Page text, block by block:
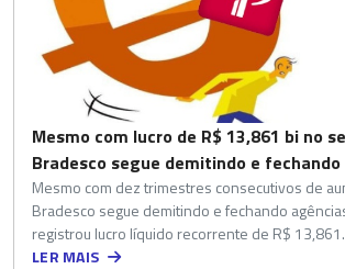
Mesmo com lucro de R$ 13,861 bi no
Bradesco segue demitindo e
Mesmo com dez trimestres consecutivos de
Bradesco segue demitindo e fechando
registrou lucro líquido recorrente de R$
LER MAIS